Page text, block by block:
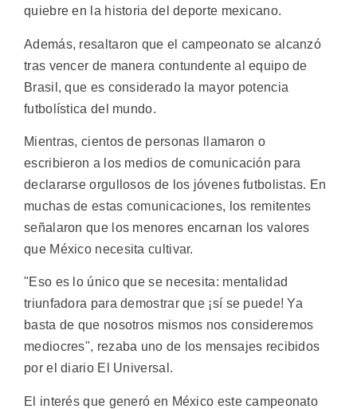
quiebre en la historia del deporte mexicano.
Además, resaltaron que el campeonato se alcanzó
tras vencer de manera contundente al equipo de
Brasil, que es considerado la mayor potencia
futbolística del mundo.
Mientras, cientos de personas llamaron o
escribieron a los medios de comunicación para
declararse orgullosos de los jóvenes futbolistas. En
muchas de estas comunicaciones, los remitentes
señalaron que los menores encarnan los valores
que México necesita cultivar.
"Eso es lo único que se necesita: mentalidad
triunfadora para demostrar que ¡sí se puede! Ya
basta de que nosotros mismos nos consideremos
mediocres", rezaba uno de los mensajes recibidos
por el diario El Universal.
El interés que generó en México este campeonato